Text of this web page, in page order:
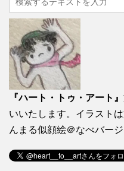
『ハート・トゥ・アート
いいたします。イラスト
んまる似顔絵＠なべバージ